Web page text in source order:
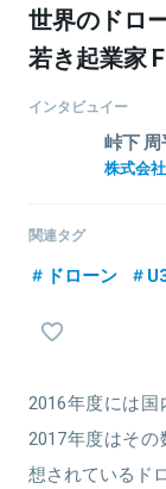
世界のドロ
若き起業家
インタビュイー
峠下
株式会
のオンデマンド派
ーン機体開発と幅
関連タグ
ドローン
2016年度には国
2017年度はそ
想されているド